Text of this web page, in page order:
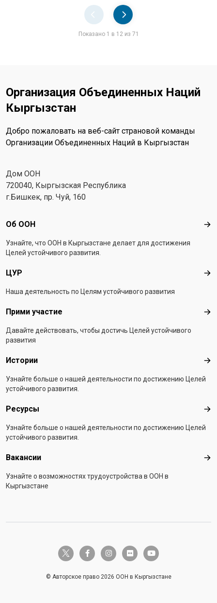
Показано 1 в 12 из 71
Организация Объединенных Наций
Кыргызстан
Добро пожаловать на веб-сайт страновой команды
Организации Объединенных Наций в Кыргызстан
Дом ООН
720040, Кыргызская Республика
г.Бишкек, пр. Чуй, 160
Footer menu
Об ООН Об
Узнайте, что ООН в Кыргызстанe делает для достижения
Целей устойчивого развития.
ЦУР
Наша деятельность по Целям устойчивого развития
Прими участие
Давайте действовать, чтобы достичь Целей устойчивого
развития
Истории
Узнайте больше о нашей деятельности по достижению Целей
устойчивого развития.
Ресурсы
Узнайте больше о нашей деятельности по достижению Целей
устойчивого развития.
Вакансии
Узнайте о возможностях трудоустройства в ООН в
Кыргызстане
twitter-x facebook-finstagramflickr youtube
© Авторское право 2026 ООН в Кыргызстане